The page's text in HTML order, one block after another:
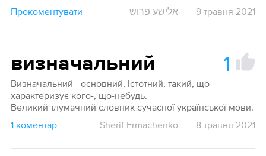
Прокоментувати
אלישע פרוש 9 травня 2021
визначальний 1
Визначальний - основний, істотний, такий, що
характеризує кого-, що-небудь.
Великий тлумачний словник сучасної української мови.
1 коментар
Sherif Ermachenko 8 травня 2021